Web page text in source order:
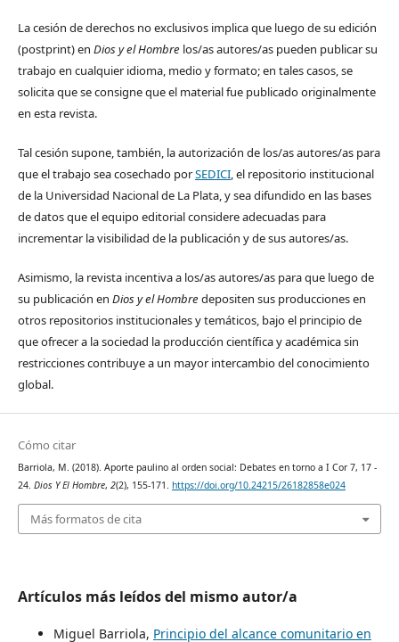
La cesión de derechos no exclusivos implica que luego de su edición
(postprint) en Dios y el Hombre los/as autores/as pueden publicar su
trabajo en cualquier idioma, medio y formato; en tales casos, se
solicita que se consigne que el material fue publicado originalmente
en esta revista.
Tal cesión supone, también, la autorización de los/as autores/as para
que el trabajo sea cosechado porSEDICI, el repositorio institucional
de la Universidad Nacional de La Plata, y sea difundido en las bases
de datos que el equipo editorial considere adecuadas para
incrementar la visibilidad de la publicación y de sus autores/as.
Asimismo, la revista incentiva a los/as autores/as para que luego de
su publicación en Dios y el Hombre depositen sus producciones en
otros repositorios institucionales y temáticos, bajo el principio de
que ofrecer a la sociedad la producción científica y académica sin
restricciones contribuye a un mayor intercambio del conocimiento
global.
Cómo citar
Barriola, M. (2018). Aporte paulino al orden social: Debates en torno a I Cor 7, 17 -
24. Dios Y El Hombre, 2(2), 155-171. https://doi.org/10.24215/26182858e024
Más formatos de cita
Artículos más leídos del mismo autor/a
Miguel Barriola, Principio del alcance comunitario en